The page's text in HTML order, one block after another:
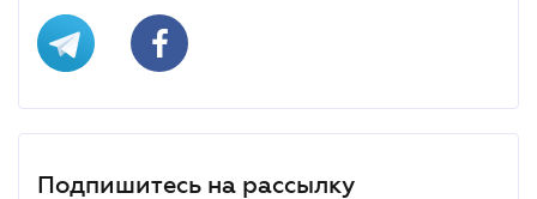
Подпишитесь на рассылку